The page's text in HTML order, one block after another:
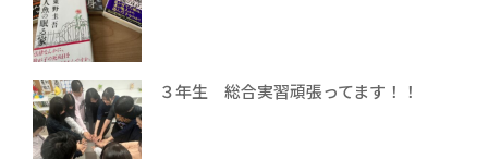
３年生 総合実習頑張ってます！！